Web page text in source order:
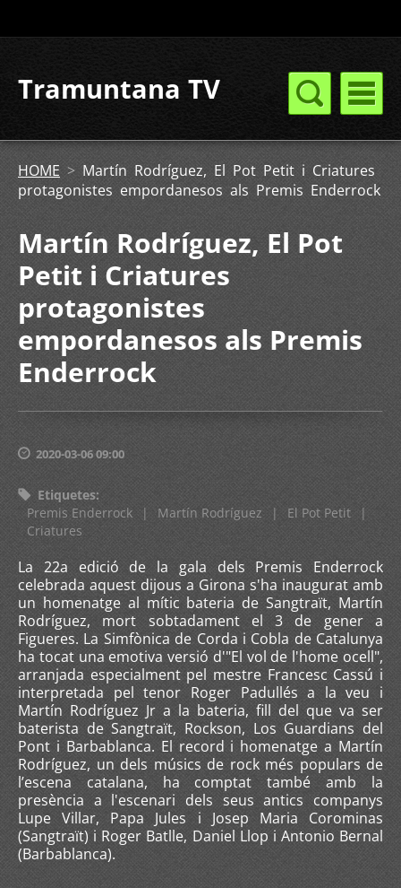
Tramuntana TV
HOME > Martín Rodríguez, El Pot Petit i Criatures
protagonistes empordanesos als Premis Enderrock
Martín Rodríguez, El Pot
Petit i Criatures
protagonistes
empordanesos als Premis
Enderrock
2020-03-06 09:00
Etiquetes:
Premis Enderrock
| Martín Rodríguez | El Pot Petit
|
Criatures
La 22a edició de la gala dels Premis Enderrock
celebrada aquest dijous a Girona s'ha inaugurat amb
un homenatge al mític bateria de Sangtraït, Martín
Rodríguez, mort sobtadament el 3 de gener a
Figueres. La Simfònica de Corda i Cobla de Catalunya
ha tocat una emotiva versió d'"El vol de l'home ocell",
arranjada especialment pel mestre Francesc Cassú i
interpretada pel tenor Roger Padullés a la veu i
Martín Rodríguez Jr a la bateria, fill del que va ser
baterista de Sangtraït, Rockson, Los Guardians del
Pont i Barbablanca. El record i homenatge a Martín
Rodríguez, un dels músics de rock més populars de
l’escena catalana, ha comptat també amb la
presència a l'escenari dels seus antics companys
Lupe Villar, Papa Jules i Josep Maria Corominas
(Sangtraït) i Roger Batlle, Daniel Llop i Antonio Bernal
(Barbablanca).